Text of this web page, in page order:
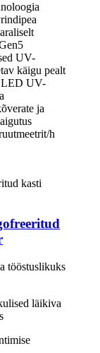
UV-
käigu pealt
LED UV-
ja
h
tööstuslikuks
läikiva